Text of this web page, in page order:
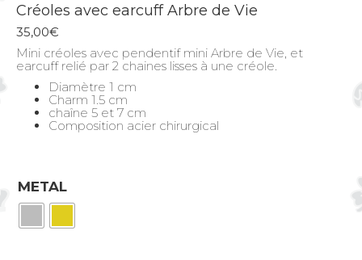
Créoles avec earcuff Arbre de Vie
35,00€
Mini créoles avec pendentif mini Arbre de Vie, et
earcuff relié par 2 chaines lisses à une créole.
Diamètre 1 cm
Charm 1.5 cm
chaîne 5 et 7 cm
Composition acier chirurgical
METAL